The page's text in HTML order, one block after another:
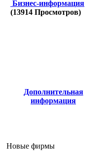
Бизнес-информация
(13914 Просмотров)
Дополнительная
информация
Новые фирмы